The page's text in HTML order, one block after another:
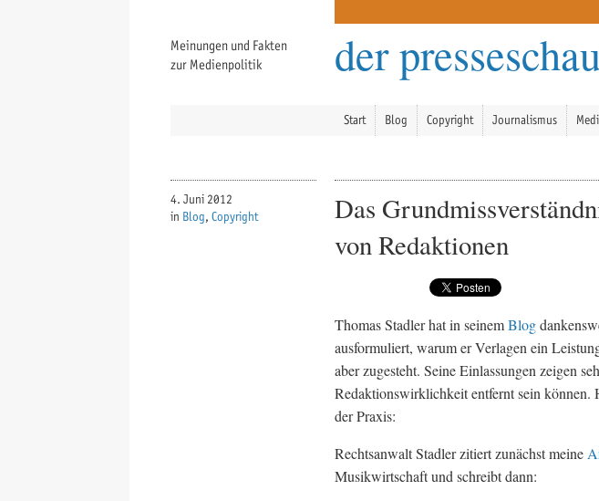
Meinungen und Fakten
zur Medienpolitik
der
Start Blog Copyright Journalismus
4. Juni 2012
in Blog, Copyright
Das
von Redaktionen
Thomas Stadler hat in seinemBlog
ausformuliert, warum er Verlagen ein
aber zugesteht. Seine Einlassungen zeigen
Redaktionswirklichkeit entfernt sein können.
der Praxis:
Rechtsanwalt Stadler zitiert zunächst meine
Musikwirtschaft und schreibt dann: